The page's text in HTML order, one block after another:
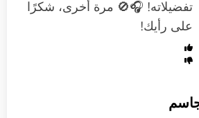
تفضيلاته! 🎧🚫 مرة أخرى، شكرًا
على رأيك!